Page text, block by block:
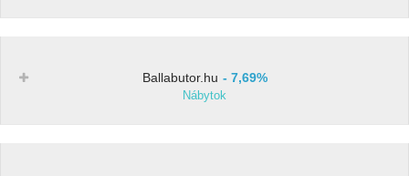
Ballabutor.hu 7,69%
Nábytok